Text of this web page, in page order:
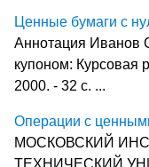
Ценные бумаги с
Аннотация Иванов
купоном: Курсовая
2000. - 32 с. ...
Операции с
МОСКОВСКИЙ
ТЕХНИЧЕСКИЙ